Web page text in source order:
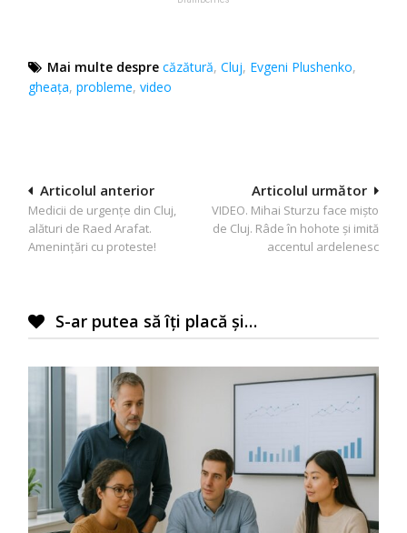
Mai multe despre căzătură,Cluj, Evgeni Plushenko,
gheața,probleme,video
Navigare
în
articole
Articolul următor
VIDEO. Mihai Sturzu face mişto
de Cluj. Râde în hohote şi imită
accentul ardelenesc
Articolul anterior
Medicii de urgenţe din Cluj,
alături de Raed Arafat.
Amenințări cu proteste!
S-ar putea să îți placă și…